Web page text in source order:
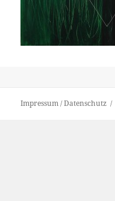
Impressum / Datenschutz